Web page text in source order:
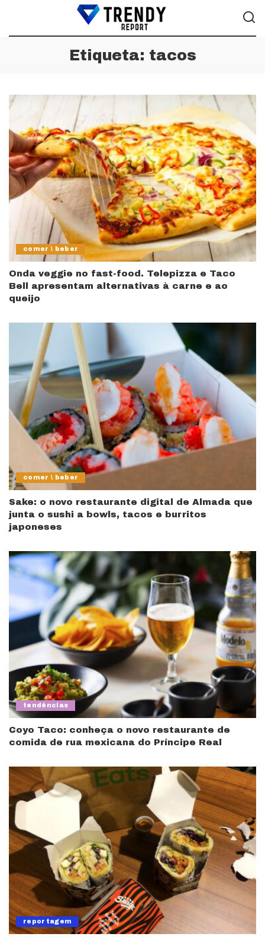
Etiqueta: tacos
comer \ beber
Onda veggie no fast-food. Telepizza e Taco
Bell apresentam alternativas à carne e ao
queijo
comer \ beber
Sake: o novo restaurante digital de Almada que
junta o sushi a bowls, tacos e burritos
japoneses
tendências
Coyo Taco: conheça o novo restaurante de
comida de rua mexicana do Príncipe Real
reportagem